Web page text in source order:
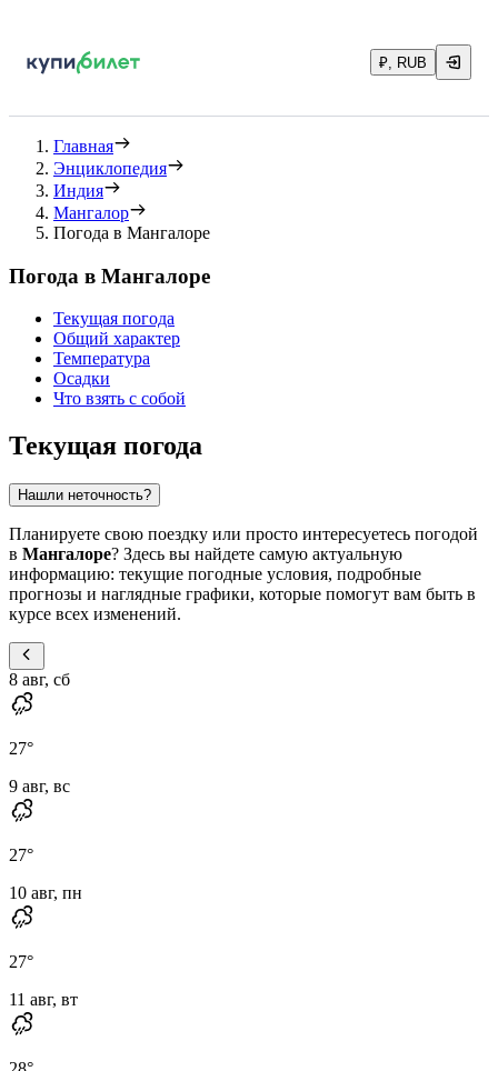
₽, RUB
Главная
Энциклопедия
Индия
Мангалор
Погода в Мангалоре
Погода в Мангалоре
Текущая погода
Общий характер
Температура
Осадки
Что взять с собой
Текущая погода
Нашли неточность?
Планируете свою поездку или просто интересуетесь погодой
в Мангалоре? Здесь вы найдете самую актуальную
информацию: текущие погодные условия, подробные
прогнозы и наглядные графики, которые помогут вам быть в
курсе всех изменений.
8 авг, сб
27°
9 авг, вс
27°
10 авг, пн
27°
11 авг, вт